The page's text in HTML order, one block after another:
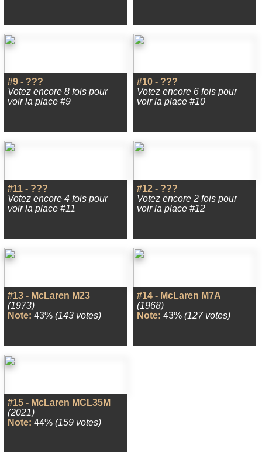
#9 - ???
Votez encore 8 fois pour
voir la place #9
#10 - ???
Votez encore 6 fois pour
voir la place #10
#11 - ???
Votez encore 4 fois pour
voir la place #11
#12 - ???
Votez encore 2 fois pour
voir la place #12
#13 - McLaren M23
(1973)
Note: 43% (143 votes)
#14 - McLaren M7A
(1968)
Note: 43% (127 votes)
#15 - McLaren MCL35M
(2021)
Note: 44% (159 votes)